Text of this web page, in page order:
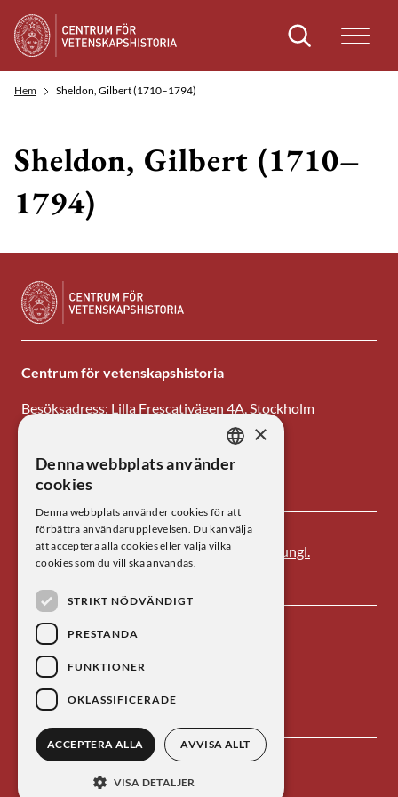
Sök
Hem Sheldon, Gilbert (1710–1794)
Sheldon, Gilbert (1710–
1794)
Centrum för vetenskapshistoria
Besöksadress: Lilla Frescativägen 4A, Stockholm
E-post: centrum@kva.se
Kontakta oss
Centrum för vetenskapshistoria är ett av
Kungl.
Vetenskapsakademiens forskningsinstitut.
SWEDISH
×
Denna webbplats använder
cookies
Denna webbplats använder cookies för att
förbättra användarupplevelsen. Du kan välja
att acceptera alla cookies eller välja vilka
cookies som du vill ska användas.
STRIKT NÖDVÄNDIGT
PRESTANDA
FUNKTIONER
OKLASSIFICERADE
ACCEPTERA ALLA AVVISA ALLT
VISA DETALJER